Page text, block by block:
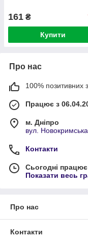
161 ₴
Купити
Про нас
100% позитивних з
Працює з
м. Дніпро
вул.
Контакти
Сьогодні
Показати весь
Про нас
Контакти